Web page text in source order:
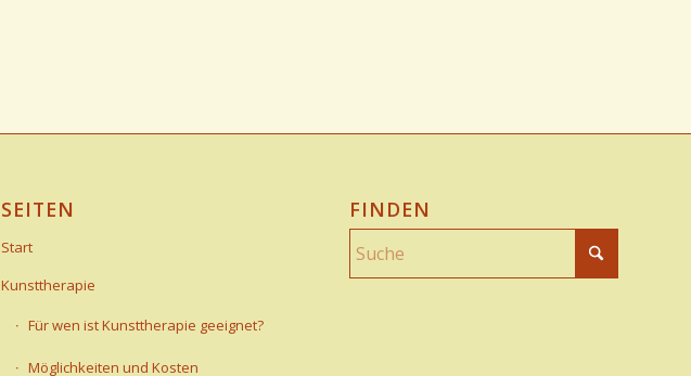
SEITEN
Start
Kunsttherapie
Für wen ist Kunsttherapie geeignet?
Möglichkeiten und Kosten
FINDEN